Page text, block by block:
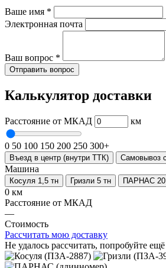
Ваше имя *
Электронная почта
Ваш вопрос *
Отправить вопрос
Калькулятор доставки
Расстояние от МКАД км
0 50 100 150 200 250 300+
Въезд в центр (внутри ТТК) Самовывоз
Машина
Косуля 1,5 тн Гризли 5 тн ПАРНАС 20
0 км
Расстояние от МКАД
—
Стоимость
Рассчитать мою доставку
Не удалось рассчитать, попробуйте ещё